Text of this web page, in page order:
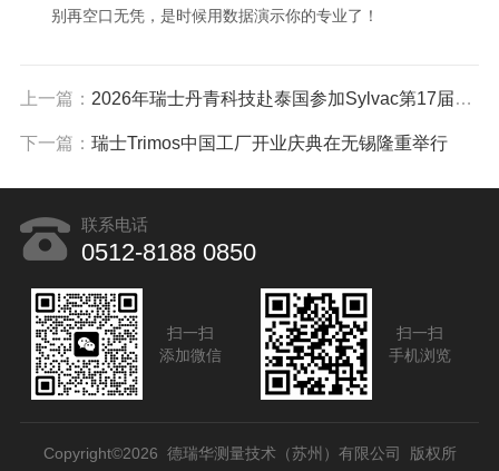
别再空口无凭，是时候用数据演示你的专业了！
上一篇： 2026年瑞士丹青科技赴泰国参加Sylvac第17届亚洲年度研讨会
下一篇： 瑞士Trimos中国工厂开业庆典在无锡隆重举行
联系电话
0512-8188 0850
扫一扫
添加微信
扫一扫
手机浏览
Copyright©2026 德瑞华测量技术（苏州）有限公司 版权所